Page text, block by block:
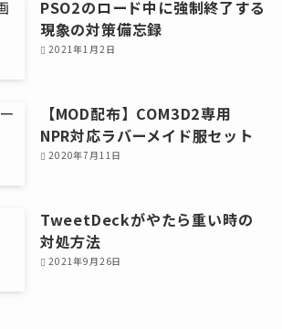
PSO2のロード中に強制終了する
現象の対策備忘録
2021年1月2日
【MOD配布】COM3D2専用
NPR対応ラバーメイド服セット
2020年7月11日
TweetDeckがやたら重い時の
対処方法
2021年9月26日